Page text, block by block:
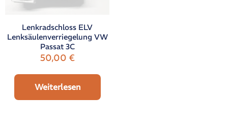
Lenkradschloss ELV
Lenksäulenverriegelung VW
Passat 3C
50,00 €
Weiterlesen